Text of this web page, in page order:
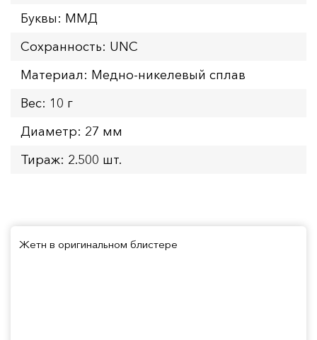
Буквы: ММД
Сохранность: UNC
Материал: Медно-никелевый сплав
Вес: 10 г
Диаметр: 27 мм
Тираж: 2.500 шт.
Жетн в оригинальном блистере